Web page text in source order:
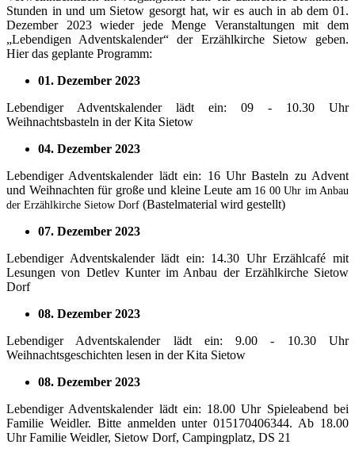
Stunden in und um Sietow gesorgt hat, wir es auch in ab dem 01.
Dezember 2023 wieder jede Menge Veranstaltungen mit dem
„Lebendigen Adventskalender“ der Erzählkirche Sietow geben.
Hier das geplante Programm:
01. Dezember 2023
Lebendiger Adventskalender lädt ein: 09 - 10.30 Uhr
Weihnachtsbasteln in der Kita Sietow
04. Dezember 2023
Lebendiger Adventskalender lädt ein: 16 Uhr Basteln zu Advent
und Weihnachten für große und kleine Leute am 16 00 Uhr im Anbau
der Erzählkirche Sietow Dorf (Bastelmaterial wird gestellt)
07. Dezember 2023
Lebendiger Adventskalender lädt ein: 14.30 Uhr Erzählcafé mit
Lesungen von Detlev Kunter im Anbau der Erzählkirche Sietow
Dorf
08. Dezember 2023
Lebendiger Adventskalender lädt ein: 9.00 - 10.30 Uhr
Weihnachtsgeschichten lesen in der Kita Sietow
08. Dezember 2023
Lebendiger Adventskalender lädt ein: 18.00 Uhr Spieleabend bei
Familie Weidler. Bitte anmelden unter 015170406344. Ab 18.00
Uhr Familie Weidler, Sietow Dorf, Campingplatz, DS 21